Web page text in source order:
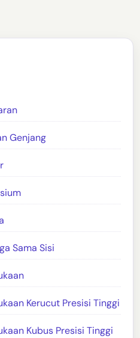
Genjang
Sama Sisi
Kerucut Presisi Tinggi
Kubus Presisi Tinggi